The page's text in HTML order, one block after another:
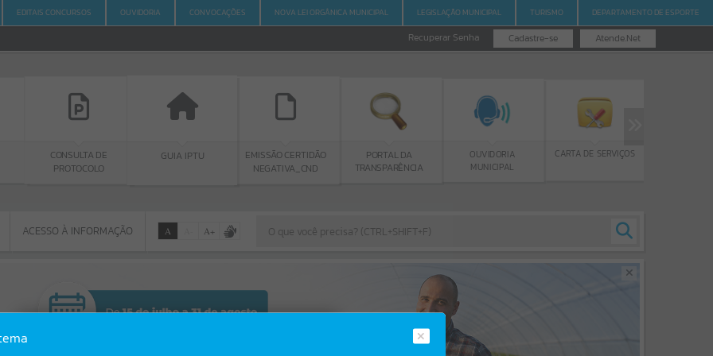
EDITAIS CONCURSOS OUVIDORIA CONVOCAÇÕES NOVA LEI ORGÂNICA MUNICIPAL LEGISLAÇÃO MUNICIPAL TURISMO DEPARTAMENTO DE ESPORTE
Atende.Net
Cadastre-se
Recuperar Senha
CONSULTA DE
PROTOCOLO
EMISSÃO CERTIDÃO
NEGATIVA_CND
PORTAL DA
TRANSPARÊNCIA
OUVIDORIA
CARTA DE SERVIÇOS
PROGRAMA BOLSA
ACESSO À INFORMAÇÃO A A+